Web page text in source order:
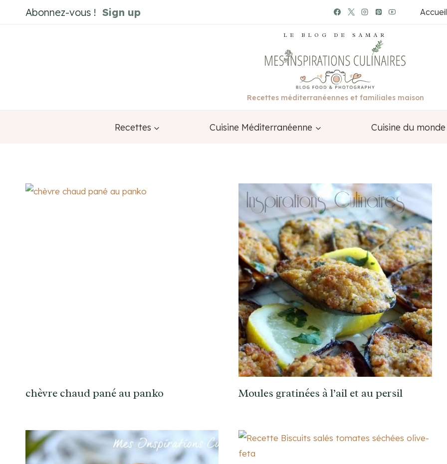
au
Abonnez-vous ! Sign up Accueil
LE BLOG DE SAMAR
Recettes méditerranéennes et familiales maison
Recettes Cuisine Méditerranéenne Cuisine du monde
chèvre chaud pané au panko Moules gratinées à l’ail et au persil